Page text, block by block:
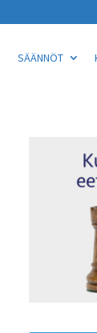
SÄÄNNÖT